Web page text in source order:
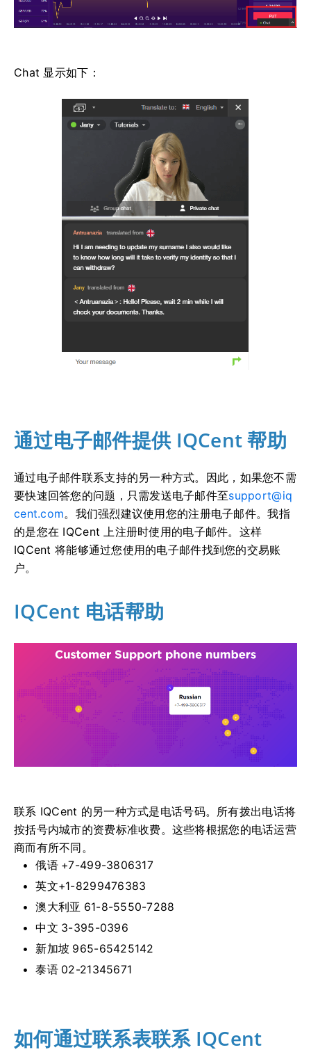
Chat 显示如下：
通过电子邮件提供 IQCent 帮助
通过电子邮件联系支持的另一种方式。 因此，如果您不需
要快速回答您的问题，只需发送电子邮件至support@iq
cent.com。 我们强烈建议使用您的注册电子邮件。我指
的是您在 IQCent 上注册时使用的电子邮件。 这样
IQCent 将能够通过您使用的电子邮件找到您的交易账
户。
IQCent 电话帮助
联系 IQCent 的另一种方式是电话号码。 所有拨出电话将
按括号内城市的资费标准收费。 这些将根据您的电话运营
商而有所不同。
俄语 +7-499-3806317
英文+1-8299476383
澳大利亚 61-8-5550-7288
中文 3-395-0396
新加坡 965-65425142
泰语 02-21345671
如何通过联系表联系 IQCent